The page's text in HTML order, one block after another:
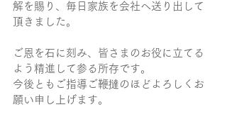
解を賜り、毎日家族を会社へ送り出して
頂きました。
ご恩を石に刻み、皆さまのお役に立てる
よう精進して参る所存です。
今後ともご指導ご鞭撻のほどよろしくお
願い申し上げます。